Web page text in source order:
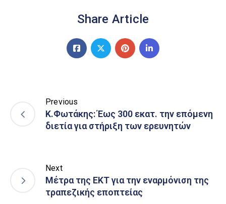
Share Article
Previous
Κ.Φωτάκης: Έως 300 εκατ. την επόμενη
διετία για στήριξη των ερευνητών
Next
Μέτρα της ΕΚΤ για την εναρμόνιση της
τραπεζικής εποπτείας